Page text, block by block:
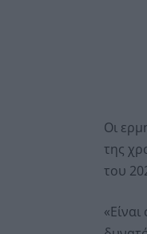
Οι
της
του